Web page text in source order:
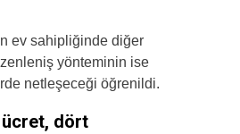
ev sahipliğinde diğer
yönteminin ise
netleşeceği öğrenildi.
dört